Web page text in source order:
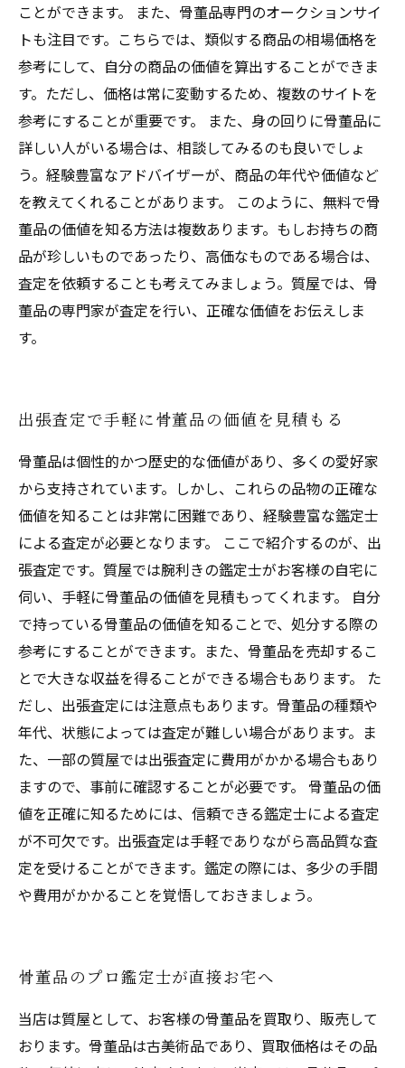
ことができます。 また、骨董品専門のオークションサイ
トも注目です。こちらでは、類似する商品の相場価格を
参考にして、自分の商品の価値を算出することができま
す。ただし、価格は常に変動するため、複数のサイトを
参考にすることが重要です。 また、身の回りに骨董品に
詳しい人がいる場合は、相談してみるのも良いでしょ
う。経験豊富なアドバイザーが、商品の年代や価値など
を教えてくれることがあります。 このように、無料で骨
董品の価値を知る方法は複数あります。もしお持ちの商
品が珍しいものであったり、高価なものである場合は、
査定を依頼することも考えてみましょう。質屋では、骨
董品の専門家が査定を行い、正確な価値をお伝えしま
す。
出張査定で手軽に骨董品の価値を見積もる
骨董品は個性的かつ歴史的な価値があり、多くの愛好家
から支持されています。しかし、これらの品物の正確な
価値を知ることは非常に困難であり、経験豊富な鑑定士
による査定が必要となります。 ここで紹介するのが、出
張査定です。質屋では腕利きの鑑定士がお客様の自宅に
伺い、手軽に骨董品の価値を見積もってくれます。 自分
で持っている骨董品の価値を知ることで、処分する際の
参考にすることができます。また、骨董品を売却するこ
とで大きな収益を得ることができる場合もあります。 た
だし、出張査定には注意点もあります。骨董品の種類や
年代、状態によっては査定が難しい場合があります。ま
た、一部の質屋では出張査定に費用がかかる場合もあり
ますので、事前に確認することが必要です。 骨董品の価
値を正確に知るためには、信頼できる鑑定士による査定
が不可欠です。出張査定は手軽でありながら高品質な査
定を受けることができます。鑑定の際には、多少の手間
や費用がかかることを覚悟しておきましょう。
骨董品のプロ鑑定士が直接お宅へ
当店は質屋として、お客様の骨董品を買取り、販売して
おります。骨董品は古美術品であり、買取価格はその品